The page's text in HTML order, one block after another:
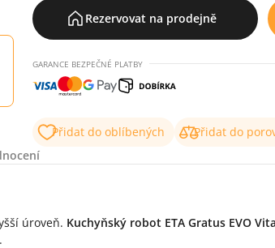
Rezervovat na prodejně
GARANCE BEZPEČNÉ PLATBY
Přidat do oblíbených Přidat do
úroveň. Kuchyňský robot ETA Gratus EVO